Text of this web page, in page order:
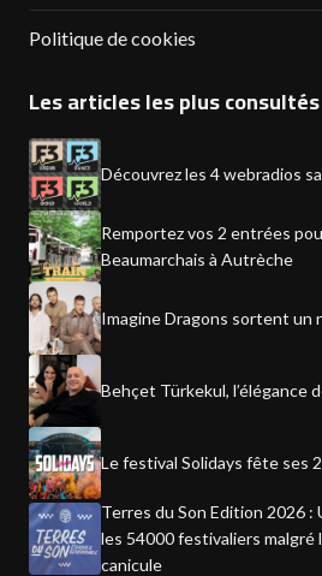
Politique de cookies
Les articles les plus consultés
Découvrez les 4 webradios
Remportez vos 2 entrées
Beaumarchais à Autrèche
Imagine Dragons sortent un
Behçet Türkekul, l’élégance
Le festival Solidays fête ses
Terres du Son Edition 2026
les 54000 festivaliers malgré
canicule